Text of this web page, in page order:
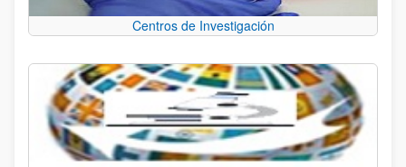
Centros de Investigación